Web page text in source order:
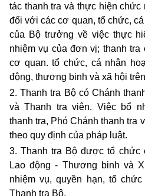
tác thanh tra và thực hiện chức
đối với các cơ quan, tổ chức,
của Bộ trưởng về việc thực
nhiệm vụ của đơn vị; thanh
cơ quan. tổ chức, cá nhân
động, thương binh và xã hội
2. Thanh tra Bộ có Chánh
và Thanh tra viên. Việc bổ
thanh tra, Phó Chánh thanh tra
theo quy định của pháp luật.
3. Thanh tra Bộ được tổ chức
Lao động - Thương binh và
nhiệm vụ, quyền hạn, tổ
Thanh tra Bộ.